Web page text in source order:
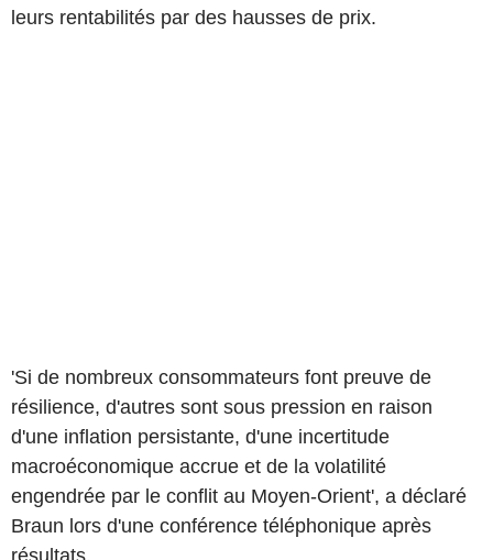
leurs rentabilités par des hausses de prix.
'Si de nombreux consommateurs font preuve de
résilience, d'autres sont sous pression en raison
d'une inflation persistante, d'une incertitude
macroéconomique accrue et de la volatilité
engendrée par le conflit au Moyen-Orient', a déclaré
Braun lors d'une conférence téléphonique après
résultats.